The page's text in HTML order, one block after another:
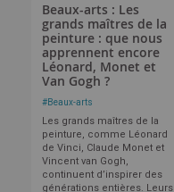
Beaux-arts : Les
grands maîtres de la
peinture : que nous
apprennent encore
Léonard, Monet et
Van Gogh ?
#Beaux-arts
Les grands maîtres de la
peinture, comme Léonard
de Vinci, Claude Monet et
Vincent van Gogh,
continuent d’inspirer des
générations entières. Leurs